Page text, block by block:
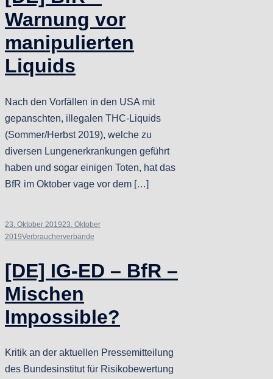
Warnung vor
manipulierten
Liquids
Nach den Vorfällen in den USA mit
gepanschten, illegalen THC-Liquids
(Sommer/Herbst 2019), welche zu
diversen Lungenerkrankungen geführt
haben und sogar einigen Toten, hat das
BfR im Oktober vage vor dem […]
23. Oktober 201923. Oktober
2019Verbraucherverbände
[DE] IG-ED – BfR –
Mischen
Impossible?
Kritik an der aktuellen Pressemitteilung
des Bundesinstitut für Risikobewertung